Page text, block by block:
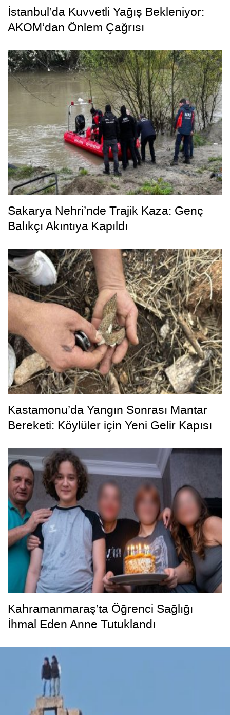
İstanbul’da Kuvvetli Yağış Bekleniyor:
AKOM’dan Önlem Çağrısı
Sakarya Nehri’nde Trajik Kaza: Genç
Balıkçı Akıntıya Kapıldı
Kastamonu’da Yangın Sonrası Mantar
Bereketi: Köylüler için Yeni Gelir Kapısı
Kahramanmaraş’ta Öğrenci Sağlığı
İhmal Eden Anne Tutuklandı